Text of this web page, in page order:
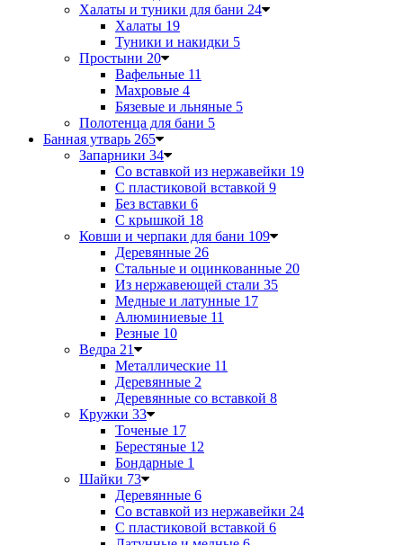
Халаты и туники для бани 24
Халаты 19
Туники и накидки 5
Простыни 20
Вафельные 11
Махровые 4
Бязевые и льняные 5
Полотенца для бани 5
Банная утварь 265
Запарники 34
Со вставкой из нержавейки 19
С пластиковой вставкой 9
Без вставки 6
С крышкой 18
Ковши и черпаки для бани 109
Деревянные 26
Стальные и оцинкованные 20
Из нержавеющей стали 35
Медные и латунные 17
Алюминиевые 11
Резные 10
Ведра 21
Металлические 11
Деревянные 2
Деревянные со вставкой 8
Кружки 33
Точеные 17
Берестяные 12
Бондарные 1
Шайки 73
Деревянные 6
Со вставкой из нержавейки 24
С пластиковой вставкой 6